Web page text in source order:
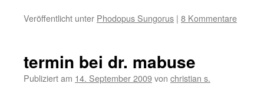
Veröffentlicht unter Phodopus Sungorus | 8 Kommentare
termin bei dr. mabuse
Publiziert am 14. September 2009von christian s.